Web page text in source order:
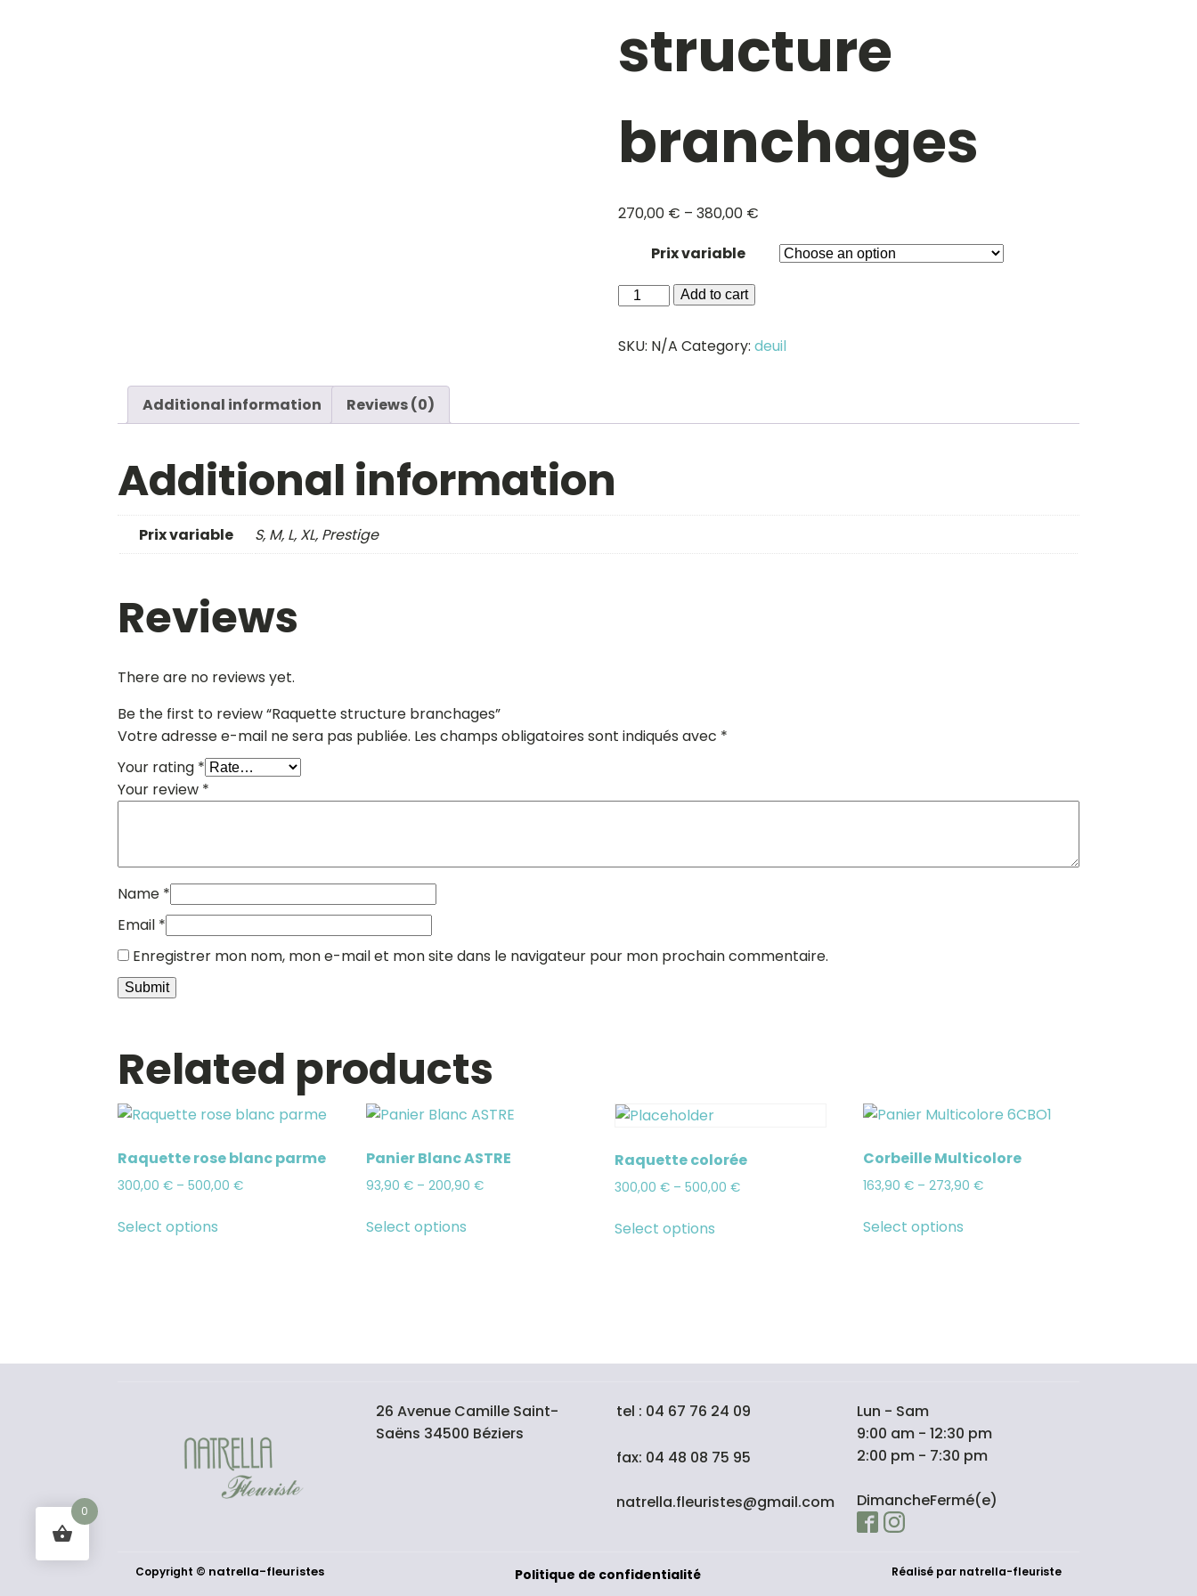
structure
branchages
270,00 € – 380,00 €
Prix variable
Raquette
branchages
Add to cart
SKU: N/A Category: deuil
Additional information Reviews (0)
Additional information
Prix variable S, M, L, XL, Prestige
Reviews
There are no reviews yet.
Be the first to review “Raquette structure branchages”
Votre adresse e-mail ne sera pas publiée. Les champs obligatoires sont indiqués avec *
Your rating *
Your review *
Name *
Email *
Enregistrer mon nom, mon e-mail et mon site dans le navigateur pour mon prochain commentaire.
Related products
Raquette rose blanc parme
300,00 € – 500,00 €
Select options
Panier Blanc ASTRE
93,90€ –200,90€
Select options
Raquette colorée
300,00€ –500,00€
Select options
Corbeille Multicolore
163,90€ –273,90€
Select options
26 Avenue Camille Saint-
Saëns 34500 Béziers
tel : 04 67 76 24 09
fax: 04 48 08 75 95
natrella.fleuristes@gmail.com
Lun - Sam
9:00 am - 12:30 pm
2:00 pm - 7:30 pm
DimancheFermé(e)
Copyright © natrella-fleuristes Politique de confidentialité Réalisé par natrella-fleuriste
0